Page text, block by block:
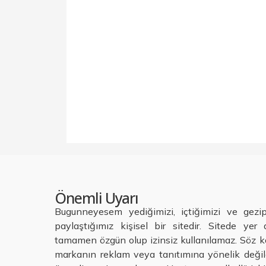
Önemli Uyarı
Bugunneyesem yediğimizi, içtiğimizi ve
paylaştığımız kişisel bir sitedir. Sitede yer
tamamen özgün olup izinsiz kullanılamaz. Söz
markanın reklam veya tanıtımına yönelik